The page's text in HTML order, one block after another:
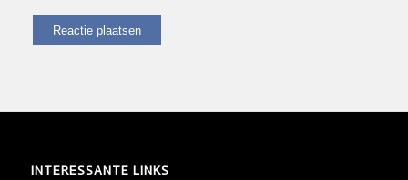
INTERESSANTE LINKS